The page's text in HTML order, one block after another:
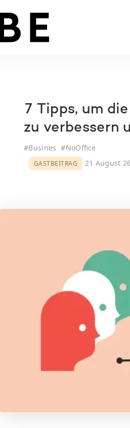
7 Tipps, um
zu verbessern
#Busines #NoOffice
GASTBEITRAG 21 August